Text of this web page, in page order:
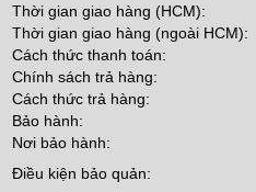
Thời gian giao hàng (HCM):
Thời gian giao hàng (ngoài HCM):
Cách thức thanh toán:
Chính sách trả hàng:
Cách thức trả hàng:
Bảo hành:
Nơi bảo hành:
Điều kiện bảo quản: